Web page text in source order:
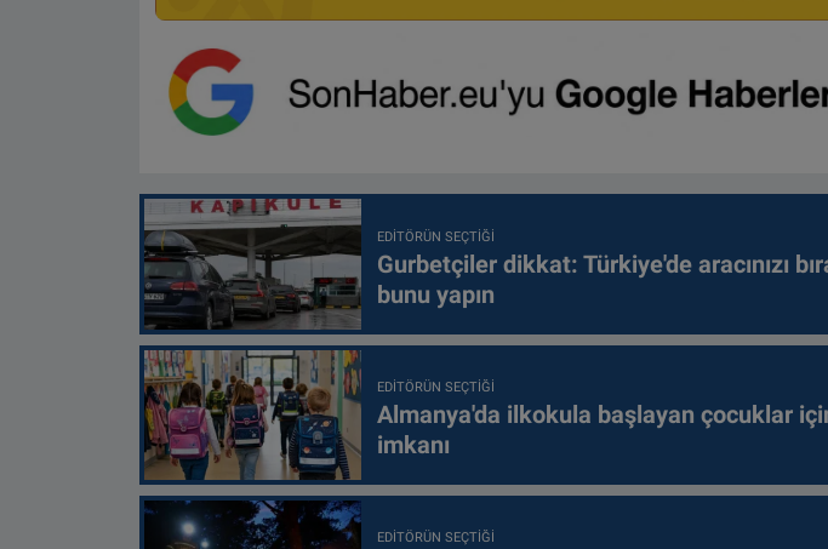
EDITÖRÜN SEÇTIĞI
Gurbetçiler dikkat: Türkiye'de aracınızı
bunu yapın
EDITÖRÜN SEÇTIĞI
Almanya'da ilkokula başlayan çocuklar
imkanı
EDITÖRÜN SEÇTIĞI